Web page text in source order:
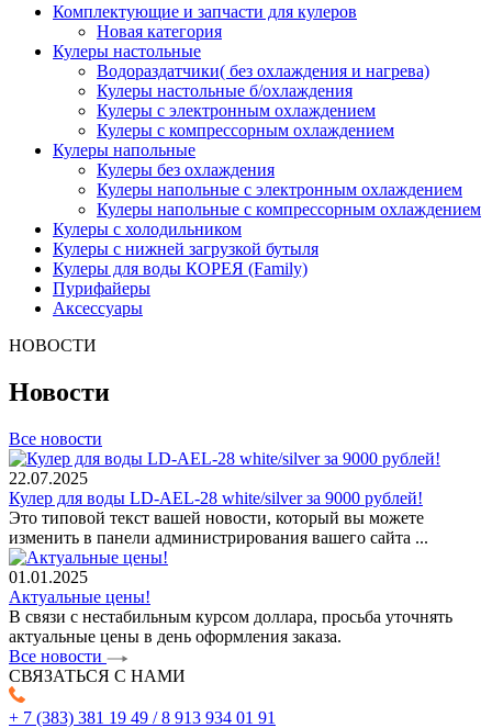
Комплектующие и запчасти для кулеров
Новая категория
Кулеры настольные
Водораздатчики( без охлаждения и нагрева)
Кулеры настольные б/охлаждения
Кулеры с электронным охлаждением
Кулеры с компрессорным охлаждением
Кулеры напольные
Кулеры без охлаждения
Кулеры напольные с электронным охлаждением
Кулеры напольные с компрессорным охлаждением
Кулеры с холодильником
Кулеры с нижней загрузкой бутыля
Кулеры для воды КОРЕЯ (Family)
Пурифайеры
Аксессуары
НОВОСТИ
Новости
Все новости
22.07.2025
Кулер для воды LD-AEL-28 white/silver за 9000 рублей!
Это типовой текст вашей новости, который вы можете
изменить в панели администрирования вашего сайта ...
01.01.2025
Актуальные цены!
В связи с нестабильным курсом доллара, просьба уточнять
актуальные цены в день оформления заказа.
Все новости
СВЯЗАТЬСЯ С НАМИ
+ 7 (383) 381 19 49 / 8 913 934 01 91